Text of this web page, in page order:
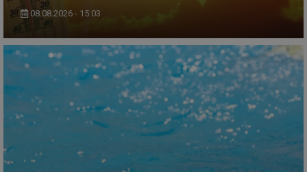
08.08.2026 - 15:03